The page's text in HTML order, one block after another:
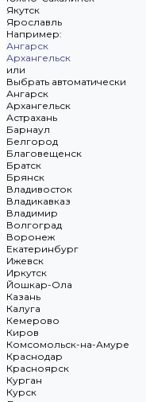
Якутск
Ярославль
Например:
Ангарск
Архангельск
или
Выбрать автоматически
Ангарск
Архангельск
Астрахань
Барнаул
Белгород
Благовещенск
Братск
Брянск
Владивосток
Владикавказ
Владимир
Волгоград
Воронеж
Екатеринбург
Ижевск
Иркутск
Йошкар-Ола
Казань
Калуга
Кемерово
Киров
Комсомольск-на-Амуре
Краснодар
Красноярск
Курган
Курск